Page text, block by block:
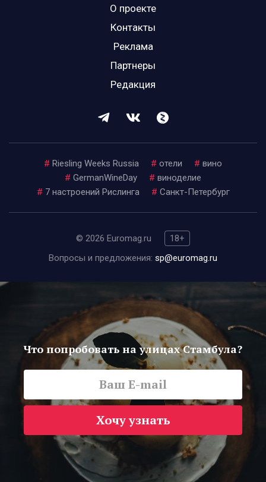
О проекте
Контакты
Реклама
Партнеры
Редакция
# Riesling Weeks Russia # отели # вино
# GermanWineDay # виноделие
# 7 настроений Рислинга # Санкт-Петербург
© 2026 Euromag.ru
18+
Вопросы и предложения: sp@euromag.ru
Что попробовать на улицах Стамбула?
Хочу узнать